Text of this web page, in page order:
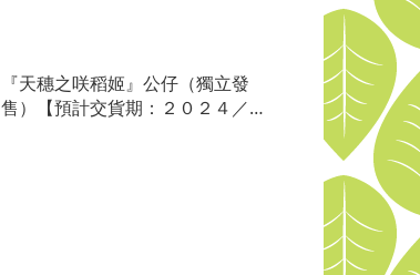
『天穗之咲稻姬』公仔（獨立發
售）【預計交貨期：２０２４／１